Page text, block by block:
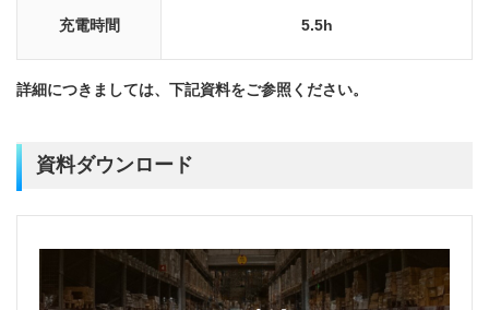
充電時間 5.5h
詳細につきましては、下記資料をご参照ください。
資料ダウンロード